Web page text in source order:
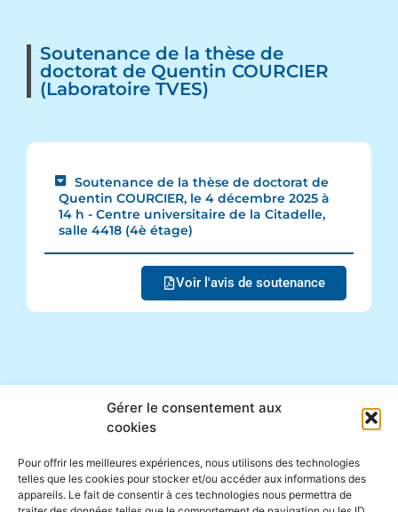
Gérer le consentement aux
cookies
Pour offrir les meilleures expériences, nous utilisons des technologies
telles que les cookies pour stocker et/ou accéder aux informations des
appareils. Le fait de consentir à ces technologies nous permettra de
Soutenance de la thèse de
doctorat de Quentin COURCIER
(Laboratoire TVES)
Soutenance de la thèse de doctorat de
Quentin COURCIER, le 4 décembre 2025 à
14 h - Centre universitaire de la Citadelle,
salle 4418 (4è étage)
Voir l'avis de soutenance